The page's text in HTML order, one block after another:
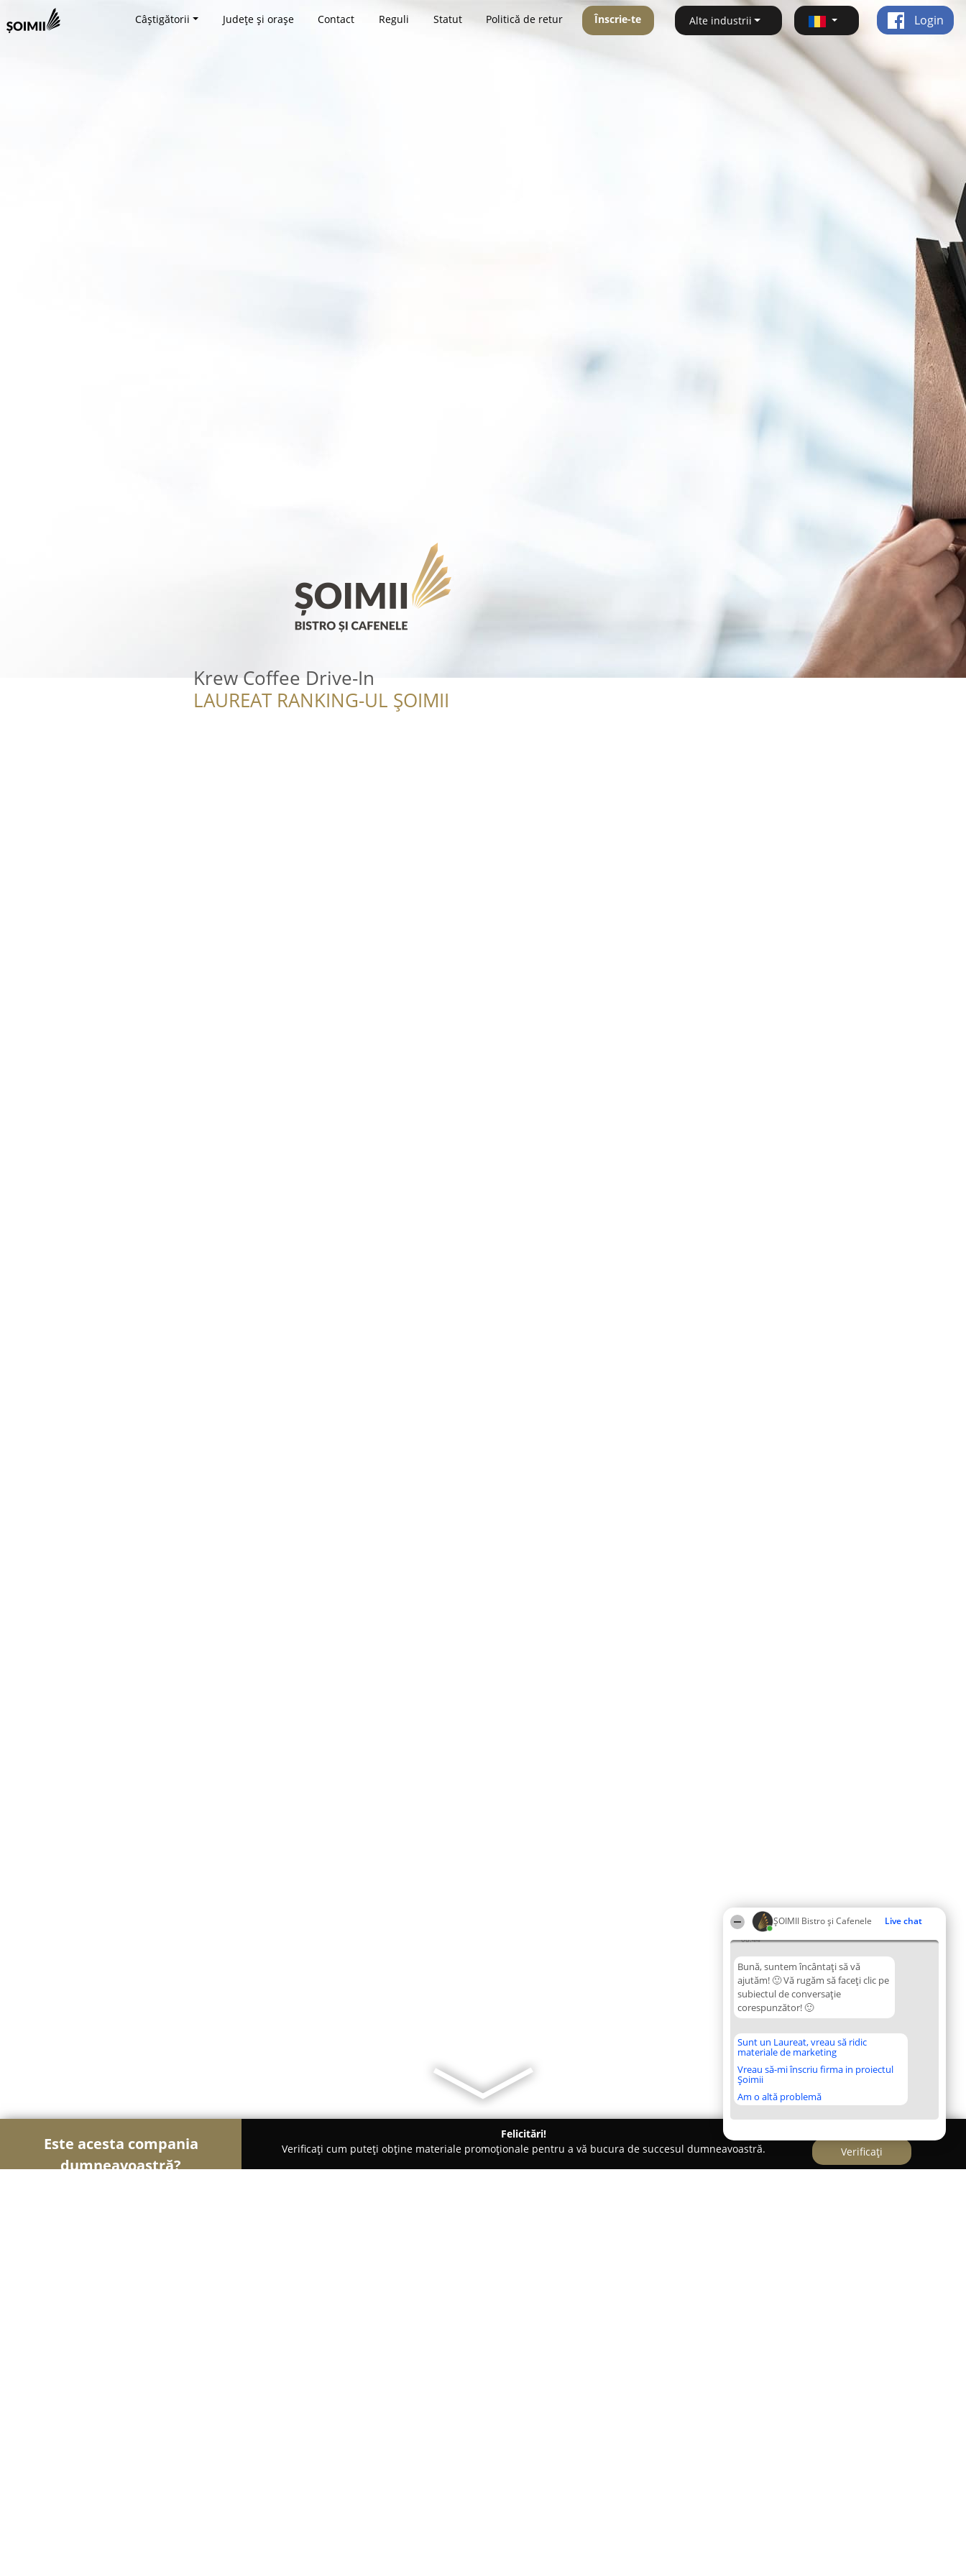
ȘOIMII Bistro și Cafenele Live chat
08:44
Bună, suntem încântați să vă
ajutăm! 🙂 Vă rugăm să faceți clic pe
subiectul de conversație
corespunzător! 🙂
Sunt un Laureat, vreau să ridic
materiale de marketing
Vreau să-mi înscriu firma in proiectul
Șoimii
Am o altă problemă
Câștigătorii Județe și orașe Contact Reguli Statut Politică de retur Înscrie-te Alte industrii Login
Krew Coffee Drive-In
LAUREAT RANKING-UL ȘOIMII
Este acesta compania
dumneavoastră?
Felicitări!
Verificați cum puteți obține materiale promoționale pentru a vă bucura de succesul dumneavoastră.
Verificați